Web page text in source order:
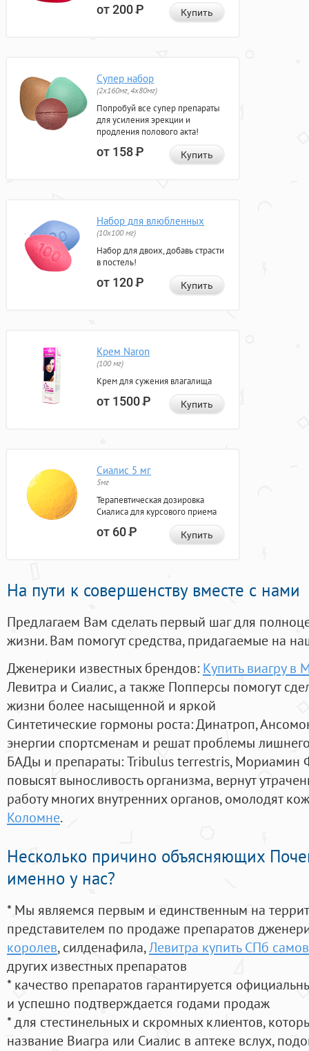
от 200Р Купить
Супер набор
(2х160мг, 4х80мг)
Попробуй все супер препараты
для усиления эрекции и
продления полового акта!
от 158Р Купить
Набор для влюбленных
(10х100 мг)
Набор для двоих, добавь страсти
в постель!
от 120Р Купить
Крем Naron
(100 мг)
Крем для сужения влагалища
от 1500Р Купить
Сиалис 5 мг
5мг
Терапевтическая дозировка
Сиалиса для курсового приема
от 60Р Купить
На пути к совершенству вместе с нами
Предлагаем Вам сделать первый шаг для
жизни. Вам помогут средства, придагаемые на
Дженерики известных брендов: Купить виагру
Левитра и Сиалис, а также Попперсы помогут
жизни более насыщенной и яркой
Синтетические гормоны роста: Динатроп,
энергии спортсменам и решат проблемы
БАДы и препараты:Tribulus terrestris, Мориамин
повысят выносливость организма, вернут
работу многих внутренних органов, омолодят
Коломне.
Несколько причино объясняющих
именно у нас?
* Мы являемся первым и единственным на
представителем по продаже препаратов
королев, силденафила,Левитра купить СПб
других известных препаратов
* качество препаратов гарантируется
и успешно подтверждается годами продаж
* для стестинельных и скромных клиентов,
название Виагра или Сиалис в аптеке вслух,